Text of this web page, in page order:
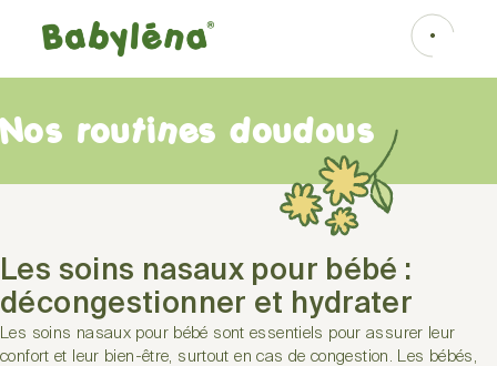
Nos routines doudous
Les soins nasaux pour bébé :
décongestionner et hydrater
Les soins nasaux pour bébé sont essentiels pour assurer leur
confort et leur bien-être, surtout en cas de congestion. Les bébés,